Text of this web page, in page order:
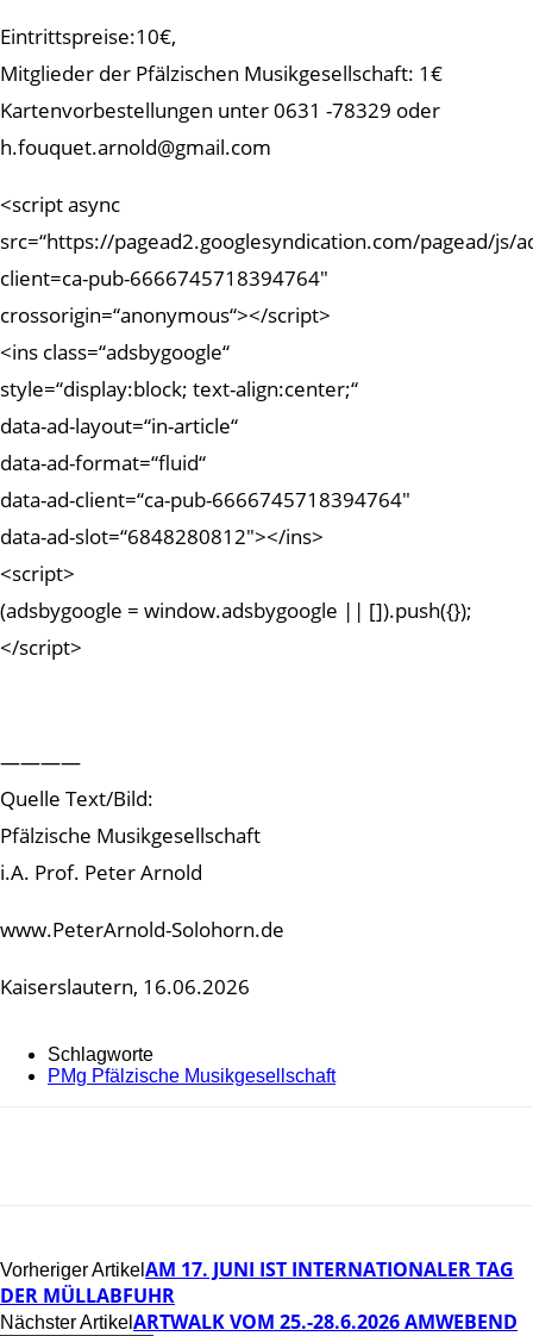
Eintrittspreise:10€,
Mitglieder der Pfälzischen Musikgesellschaft: 1€
Kartenvorbestellungen unter 0631 -78329 oder
h.fouquet.arnold@gmail.com
<script async
src=“https://pagead2.googlesyndication.com/pagead/js/
client=ca-pub-6666745718394764″
crossorigin=“anonymous“></script>
<ins class=“adsbygoogle“
style=“display:block; text-align:center;“
data-ad-layout=“in-article“
data-ad-format=“fluid“
data-ad-client=“ca-pub-6666745718394764″
data-ad-slot=“6848280812″></ins>
<script>
(adsbygoogle = window.adsbygoogle || []).push({});
</script>
————
Quelle Text/Bild:
Pfälzische Musikgesellschaft
i.A. Prof. Peter Arnold
www.PeterArnold-Solohorn.de
Kaiserslautern, 16.06.2026
Schlagworte
PMg Pfälzische Musikgesellschaft
Vorheriger Artikel AM 17. JUNI IST INTERNATIONALER TAG
DER MÜLLABFUHR
Nächster Artikel ARTWALK VOM 25.-28.6.2026 AMWEBEND